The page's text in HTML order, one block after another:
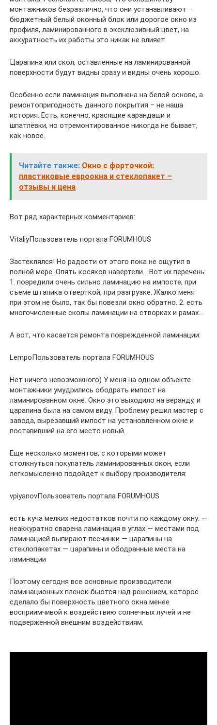
монтажников безразлично, что они устанавливают –
бюджетный белый оконный блок или дорогое окно из
профиля, ламинированного в эксклюзивный цвет, на
аккуратность их работы это никак не влияет.
Царапина или скол, оставленные на ламинированной
поверхности будут видны сразу и видны очень хорошо.
Особенно если ламинация выполнена на белой основе, а
ремонтопригодность данного покрытия – не наша
история. Есть, конечно, красящие карандаши и
шпатлёвки, но отремонтированное никогда не бывает,
как новое.
Читайте также: Окно с форточкой:
пластиковые евроокна и стеклопакет –
отзывы и цена
Вот ряд характерных комментариев:
VitaliyПользователь портала FORUMHOUS
Застеклялся! Но радости от этого пока не ощутил в
полной мере. Опять косяков навертели… Вот их перечень:
1. повредили очень сильно ламинацию на импосте, при
съеме штапика отверткой, при разгрузке. Жалко меня
при этом не было, так бы повезли окно обратно. 2. есть
многочисленные сколы ламинации на створках и рамах…
А вот, что касается ремонта поврежденной ламинации:
LempoПользователь портала FORUMHOUS
Нет ничего невозможного) У меня на одном объекте
монтажники умудрились ободрать импост на
ламинированном окне. Окно это выходило на веранду, и
царапина была на самом виду. Проблему решил мастер с
завода, вырезавший импост на установленном окне и
поставивший на его место новый.
Еще несколько моментов, с которыми может
столкнуться покупатель ламинированных окон, если
легкомысленно подойдет к выбору производителя:
vpiyanovПользователь портала FORUMHOUS
есть куча мелких недостатков почти по каждому окну: —
неаккуратно сварена ламинация в углах — местами под
ламинацией выпирают песчинки — царапины на
стеклопакетах — царапины и ободранные места на
ламинации
Поэтому сегодня все основные производители
ламинационных пленок бьются над решением, которое
сделало бы поверхность цветного окна менее
восприимчивой к воздействию солнечных лучей и не
подверженной внешним воздействиям.